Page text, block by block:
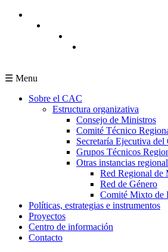
Pasar al contenido principal
☰ Menu
Sobre el CAC
Estructura organizativa
Consejo de Ministros
Comité Técnico
Secretaría Ejecutiva
Grupos Técnicos
Otras instancias
Red Regional de
Red de Género
Comité Mixto de
Políticas, estrategias e instrumentos
Proyectos
Centro de información
Contacto